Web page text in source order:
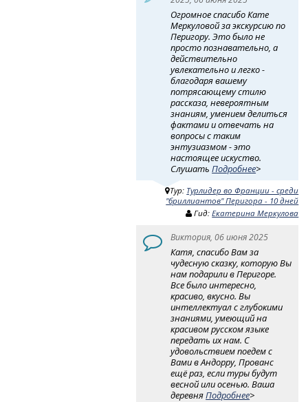
Огромное спасибо Кате
Меркуловой за экскурсию по
Перигору. Это было не
просто познавательно, а
действительно
увлекательно и легко -
благодаря вашему
потрясающему стилю
рассказа, невероятным
знаниям, умением делиться
фактами и отвечать на
вопросы с таким
энтузиазмом - это
настоящее искуство.
СлушатьПодробнее>
Тур: Турлидер во Франции - среди
"бриллиантов" Перигора - 10 дней
Гид:Екатерина Меркулова
Виктория, 06 июня 2025
Катя, спасибо Вам за
чудесную сказку, которую Вы
нам подарили в Перигоре.
Все было интересно,
красиво, вкусно. Вы
интеллектуал с глубокими
знаниями, умеющий на
красивом русском языке
передать их нам. С
удовольствием поедем с
Вами в Андорру, Прованс
ещё раз, если туры будут
весной или осенью. Ваша
деревняПодробнее>